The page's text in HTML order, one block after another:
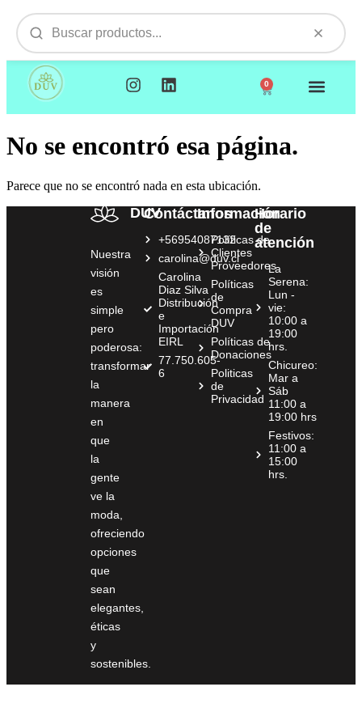
0
No se encontró esa página.
Parece que no se encontró nada en esta ubicación.
DUV
Nuestra
visión
es
simple
pero
poderosa:
transformar
la
manera
en
que
la
gente
ve la
moda,
ofreciendo
opciones
que
sean
elegantes,
éticas
y
sostenibles.
Contáctanos
+56954087132
carolina@duv.cl
Carolina
Diaz Silva
Distribución
e
Importación
EIRL
77.750.605-
6
Información
Políticas de
Clientes
Proveedores
Políticas
de
Compra
DUV
Políticas de
Donaciones
Politicas
de
Privacidad
Horario
de
atención
La
Serena:
Lun -
vie:
10:00 a
19:00
hrs.
Chicureo:
Mar a
Sáb
11:00 a
19:00 hrs
Festivos:
11:00 a
15:00
hrs.